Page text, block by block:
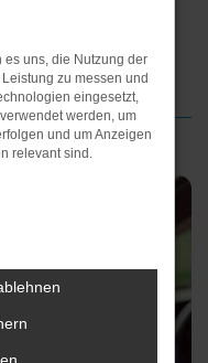
und die
verlängern.
es uns, die Nutzung der
zu messen und
eingesetzt,
werden, um
und um Anzeigen
relevant sind.